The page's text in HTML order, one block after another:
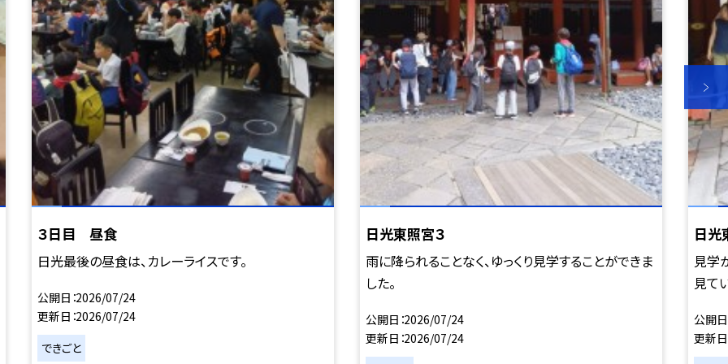
３日目 昼食
日光最後の昼食は、カレーライスです。
公開日 2026/07/24
更新日 2026/07/24
できごと
日光東照宮３
雨に降られることなく、ゆっくり見学することができま
した。
公開日 2026/07/24
更新日 2026/07/24
日光
見学
見て
公開日
更新日